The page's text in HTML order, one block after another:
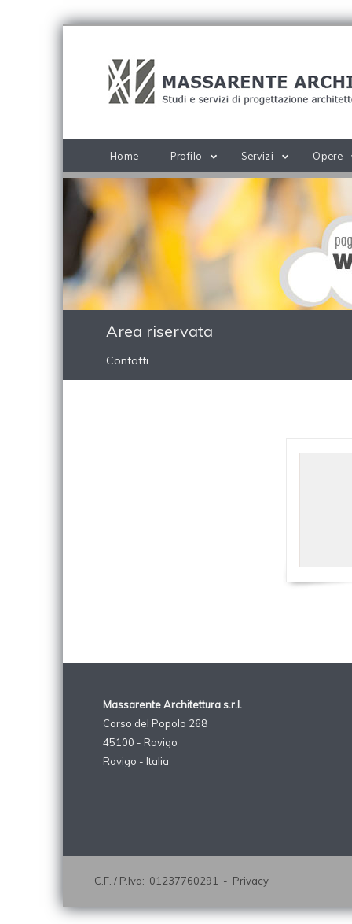
Home Profilo Servizi Opere
Area riservata
Contatti
Massarente Architettura s.r.l.
Corso del Popolo 268
45100 - Rovigo
Rovigo - Italia
C.F. / P.Iva: 01237760291 - Privacy